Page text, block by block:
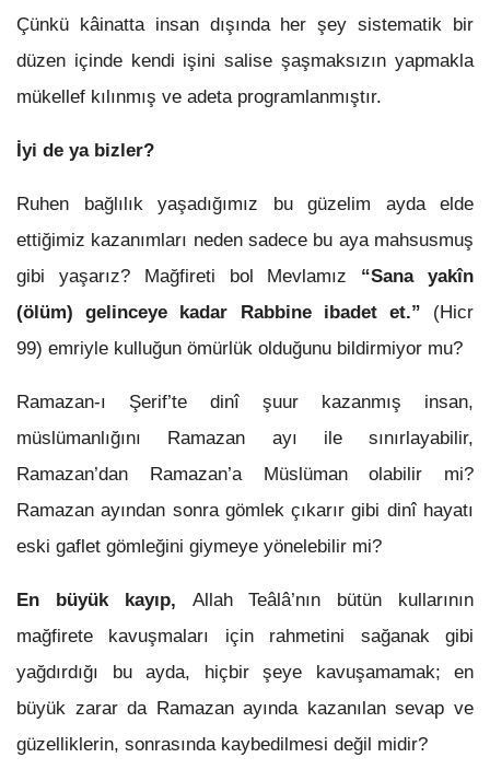
Çünkü kâinatta insan dışında her şey sistematik bir
düzen içinde kendi işini salise şaşmaksızın yapmakla
mükellef kılınmış ve adeta programlanmıştır.
İyi de ya bizler?
Ruhen bağlılık yaşadığımız bu güzelim ayda elde
ettiğimiz kazanımları neden sadece bu aya mahsusmuş
gibi yaşarız? Mağfireti bol Mevlamız “Sana yakîn
(ölüm) gelinceye kadar Rabbine ibadet et.” (Hicr
99) emriyle kulluğun ömürlük olduğunu bildirmiyor mu?
Ramazan-ı Şerif’te dinî şuur kazanmış insan,
müslümanlığını Ramazan ayı ile sınırlayabilir,
Ramazan’dan Ramazan’a Müslüman olabilir mi?
Ramazan ayından sonra gömlek çıkarır gibi dinî hayatı
eski gaflet gömleğini giymeye yönelebilir mi?
En büyük kayıp, Allah Teâlâ’nın bütün kullarının
mağfirete kavuşmaları için rahmetini sağanak gibi
yağdırdığı bu ayda, hiçbir şeye kavuşamamak; en
büyük zarar da Ramazan ayında kazanılan sevap ve
güzelliklerin, sonrasında kaybedilmesi değil midir?